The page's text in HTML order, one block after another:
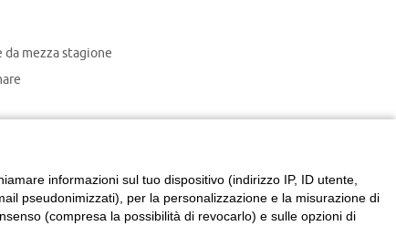
da mezza stagione
informazioni sul tuo dispositivo (indirizzo IP, ID utente,
pseudonimizzati), per la personalizzazione e la misurazione di
(compresa la possibilità di revocarlo) e sulle opzioni di